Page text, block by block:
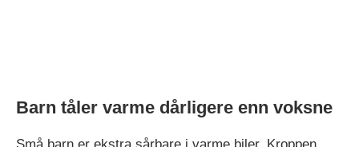
Barn tåler varme dårligere enn voksne